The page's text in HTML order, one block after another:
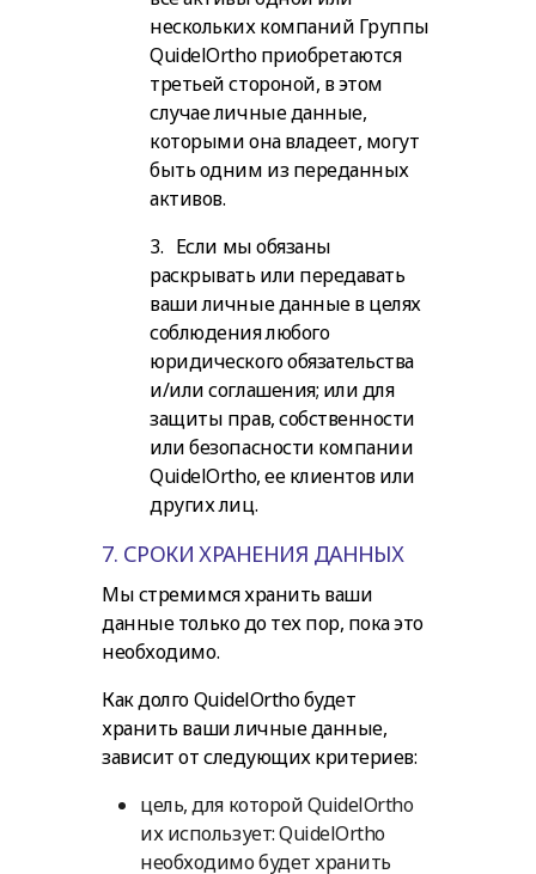
нескольких компаний Группы
QuidelOrtho приобретаются
третьей стороной, в этом
случае личные данные,
которыми она владеет, могут
быть одним из переданных
активов.
3. Если мы обязаны
раскрывать или передавать
ваши личные данные в целях
соблюдения любого
юридического обязательства
и/или соглашения; или для
защиты прав, собственности
или безопасности компании
QuidelOrtho, ее клиентов или
других лиц.
7. СРОКИ ХРАНЕНИЯ ДАННЫХ
Мы стремимся хранить ваши
данные только до тех пор, пока это
необходимо.
Как долго QuidelOrtho будет
хранить ваши личные данные,
зависит от следующих критериев:
цель, для которой QuidelOrtho
их использует: QuidelOrtho
необходимо будет хранить